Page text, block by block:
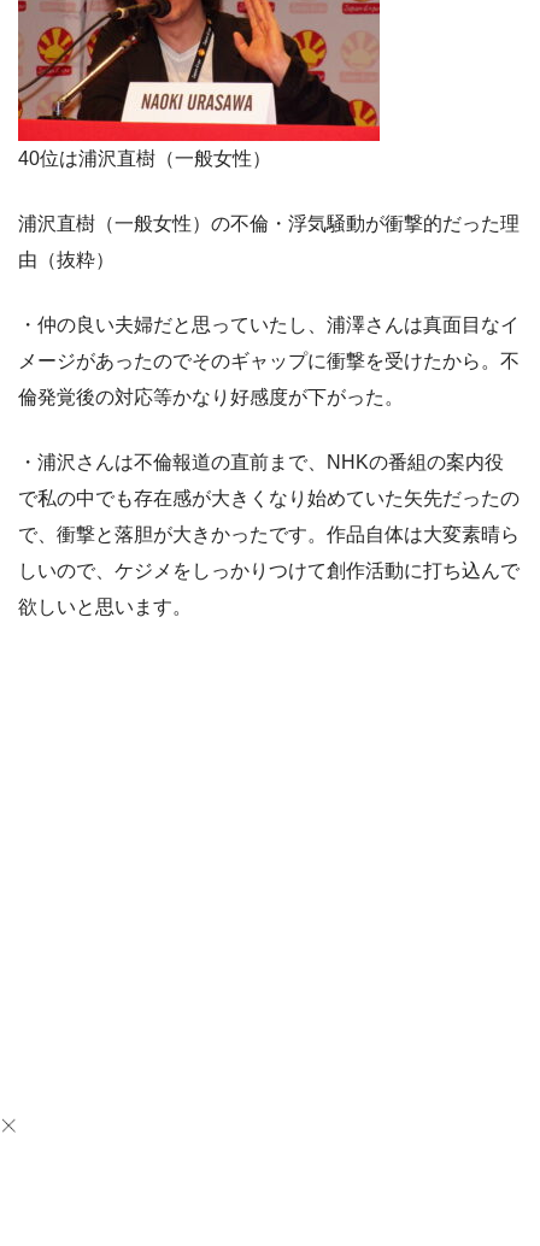
40位は浦沢直樹（一般女性）
浦沢直樹（一般女性）の不倫・浮気騒動が衝撃的だった理
由（抜粋）
・仲の良い夫婦だと思っていたし、浦澤さんは真面目なイ
メージがあったのでそのギャップに衝撃を受けたから。不
倫発覚後の対応等かなり好感度が下がった。
・浦沢さんは不倫報道の直前まで、NHKの番組の案内役
で私の中でも存在感が大きくなり始めていた矢先だったの
で、衝撃と落胆が大きかったです。作品自体は大変素晴ら
しいので、ケジメをしっかりつけて創作活動に打ち込んで
欲しいと思います。